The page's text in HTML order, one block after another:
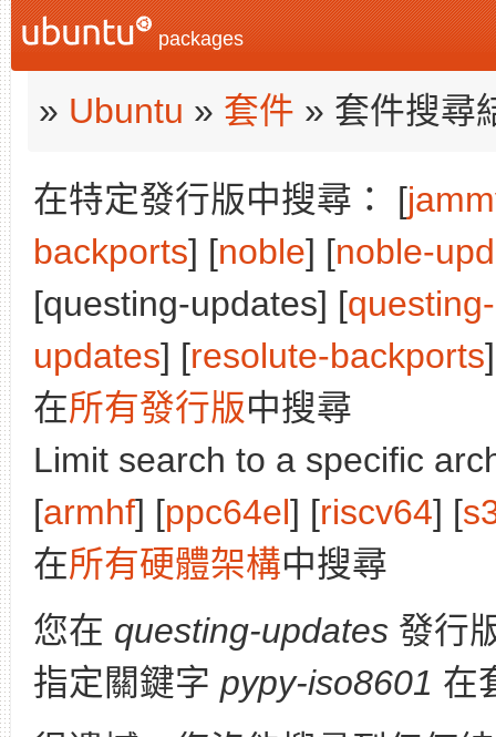
packages
» Ubuntu » 套件 » 套件搜尋
在特定發行版中搜尋： [
backports] [noble] [noble-
[questing-updates] [
updates] [resolute-backports
在所有發行版中搜尋
Limit search to a specific
[armhf] [ppc64el] [riscv64] [
在所有硬體架構中搜尋
您在 questing-updates 發行
指定關鍵字 pypy-iso8601 在